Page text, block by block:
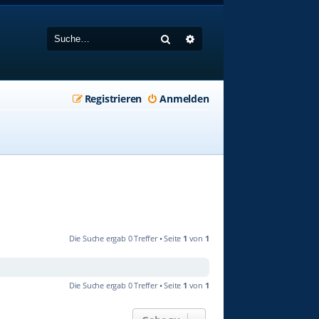
Suche
Anmelden
Registrieren
Die Suche ergab 0 Treffer • Seite 1 von 1
Die Suche ergab 0 Treffer • Seite 1 von 1